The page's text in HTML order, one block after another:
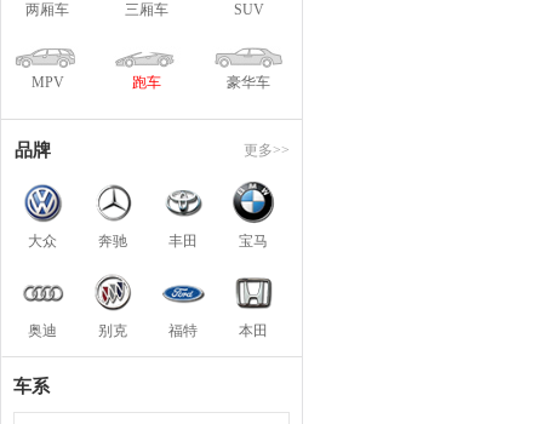
两厢车 三厢车 SUV
MPV 跑车 豪华车
品牌 更多>>
大众 奔驰 丰田 宝马
奥迪 别克 福特 本田
车系